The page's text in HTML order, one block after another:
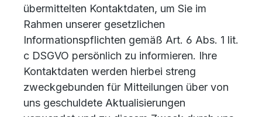
übermittelten Kontaktdaten, um Sie im
Rahmen unserer gesetzlichen
Informationspflichten gemäß Art. 6 Abs. 1 lit.
c DSGVO persönlich zu informieren. Ihre
Kontaktdaten werden hierbei streng
zweckgebunden für Mitteilungen über von
uns geschuldete Aktualisierungen